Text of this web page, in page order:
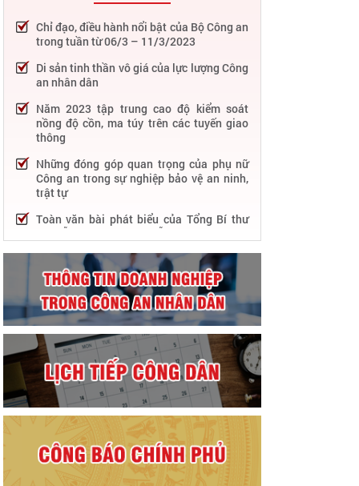
Chỉ đạo, điều hành nổi bật của Bộ Công an
trong tuần từ 06/3 – 11/3/2023
Di sản tinh thần vô giá của lực lượng Công
an nhân dân
Năm 2023 tập trung cao độ kiểm soát
nồng độ cồn, ma túy trên các tuyến giao
thông
Những đóng góp quan trọng của phụ nữ
Công an trong sự nghiệp bảo vệ an ninh,
trật tự
Toàn văn bài phát biểu của Tổng Bí thư
Nguyễn Phú Trọng tại Lễ kỷ niệm 75 năm
điều Bác Hồ dạy
75 năm thực hiện Sáu điều Bác Hồ dạy -
Lực lượng Công an nhân dân "rèn đức,
luyện tài, lập chiến công, vì nước quên
thân, vì dân phục vụ"
Chỉ đạo, điều hành nổi bật của Bộ Công an
trong tuần từ 27/2 – 04/3/2023
Phát huy thành tựu 50 năm phát triển
công nghệ thông tin trong Công an nhân
dân
Bảo đảm tuyệt đối an ninh, an toàn hàng
không góp phần thúc đẩy phát triển kinh
tế - xã hội